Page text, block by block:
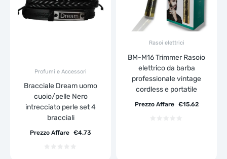
Profumi e Accessori
Bracciale Dream uomo
cuoio/pelle Nero
intrecciato perle set 4
bracciali
€4.73
Prezzo Affare
Rasoi elettrici
BM-M16 Trimmer Rasoio
elettrico da barba
professionale vintage
cordless e portatile
€15.62
Prezzo Affare